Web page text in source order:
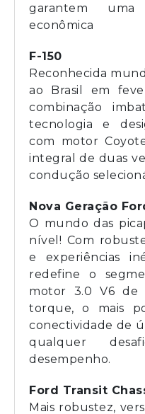
garantem
econômica
F-150
Reconhecida
ao Brasil em
combinação
tecnologia e
com motor
integral de duas
condução
Nova Geração
O mundo das
nível! Com
e experiências
redefine o
motor 3.0 V6
torque, o mais
conectividade de
qualquer
desempenho.
Ford Transit
Mais robustez,